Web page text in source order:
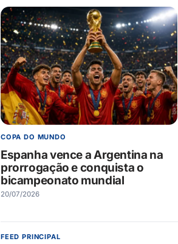
COPA DO MUNDO
Espanha vence a Argentina na
prorrogação e conquista o
bicampeonato mundial
20/07/2026
FEED PRINCIPAL